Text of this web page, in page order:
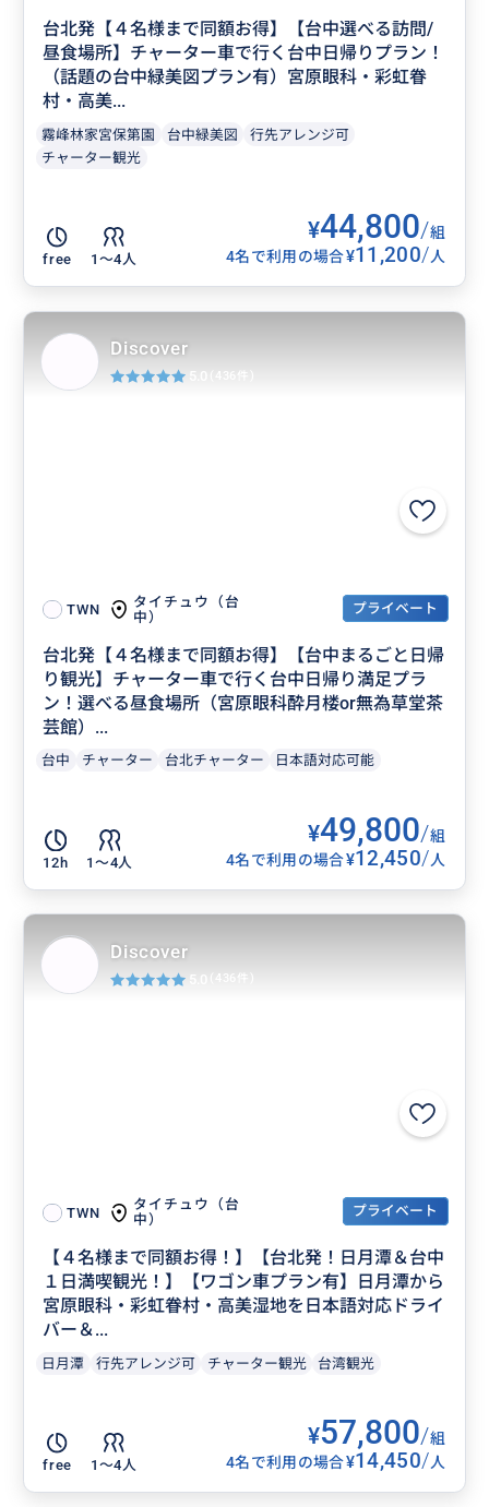
台北発【４名様まで同額お得】【台中選べる訪問/
昼食場所】チャーター車で行く台中日帰りプラン！
（話題の台中緑美図プラン有）宮原眼科・彩虹眷
村・高美...
霧峰林家宮保第園 台中緑美図
行先アレンジ可
チャーター観光
free 1〜4人
¥44,800/組
4名で利用の場合¥11,200/人
TWN
タイチュウ（台
中）
プライベート
台北発【４名様まで同額お得】【台中まるごと日帰
り観光】チャーター車で行く台中日帰り満足プラ
ン！選べる昼食場所（宮原眼科酔月楼or無為草堂茶
芸館）...
台中 チャーター 台北チャーター 日本語対応可能
12h 1〜4人
¥49,800/組
4名で利用の場合¥12,450/人
Discover
5.0 (436件)
TWN
タイチュウ（台
中）
プライベート
【４名様まで同額お得！】【台北発！日月潭＆台中
１日満喫観光！】【ワゴン車プラン有】日月潭から
宮原眼科・彩虹眷村・高美湿地を日本語対応ドライ
バー＆...
日月潭 行先アレンジ可 チャーター観光 台湾観光
free 1〜4人
¥57,800/組
4名で利用の場合¥14,450/人
Discover
5.0 (436件)